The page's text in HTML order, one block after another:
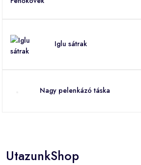
Iglu sátrak
Nagy pelenkázó táska
UtazunkShop